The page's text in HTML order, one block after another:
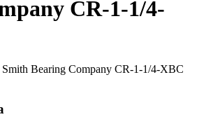
CR-1-1/4-